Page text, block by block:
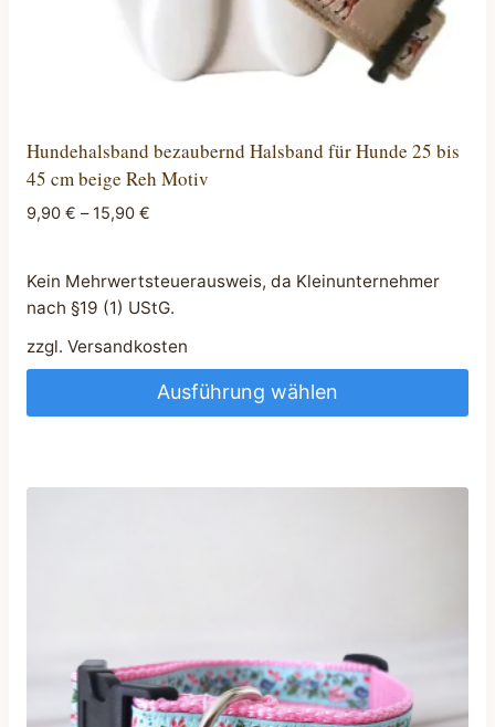
Hundehalsband bezaubernd Halsband für Hunde 25 bis
45 cm beige Reh Motiv
9,90 € –15,90 €
Kein Mehrwertsteuerausweis, da Kleinunternehmer
nach §19 (1) UStG.
zzgl. Versandkosten
Ausführung wählen
weist
können